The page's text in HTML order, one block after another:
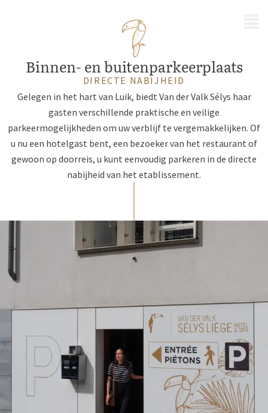
Binnen- en buitenparkeerplaats
DIRECTE NABIJHEID
Gelegen in het hart van Luik, biedt Van der Valk Sélys haar
gasten verschillende praktische en veilige
parkeermogelijkheden om uw verblijf te vergemakkelijken. Of
u nu een hotelgast bent, een bezoeker van het restaurant of
gewoon op doorreis, u kunt eenvoudig parkeren in de directe
nabijheid van het etablissement.